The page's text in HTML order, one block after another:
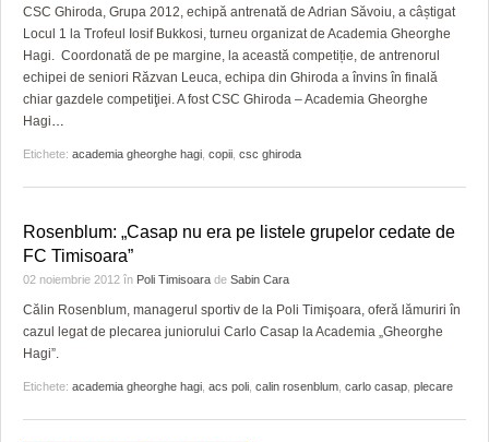
GRĂDINA TAICII DOMNULUI
ZIARISTU’ DE TERASĂ
CU OIŞTEA-N KIERKEGAARD
PE SURSE
CRONICĂ DE FILM
UNDE MERGEM
FILME DOCUMENTARE
JOCURI ONLINE
ACCIDENTE
ANUNŢURI
INFO SI UTILE
INVATAMANT
JUSTITIE
FILME DOCUMENTARE
CLIPURI VIDEO
CSC Ghiroda, Grupa 2012, echipă antrenată de Adrian Săvoiu, a câștigat
Locul 1 la Trofeul Iosif Bukkosi, turneu organizat de Academia Gheorghe
Hagi. Coordonată de pe margine, la această competiție, de antrenorul
echipei de seniori Răzvan Leuca, echipa din Ghiroda a învins în finală
chiar gazdele competiţiei. A fost CSC Ghiroda – Academia Gheorghe
Hagi…
Etichete: academia gheorghe hagi copii csc ghiroda
Rosenblum: „Casap nu era pe listele grupelor cedate de
FC Timisoara”
02 noiembrie 2012 în Poli Timisoara de Sabin Cara
Călin Rosenblum, managerul sportiv de la Poli Timişoara, oferă lămuriri în
cazul legat de plecarea juniorului Carlo Casap la Academia „Gheorghe
Hagi”.
Etichete: academia gheorghe hagi acs poli calin rosenblum carlo casap plecare